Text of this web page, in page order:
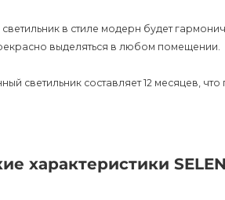
в стиле модерн будет
выделяться в любом помещении.
светильник составляет 12 месяцев,
светильника указана за версию "А".
светильник - это стильное и
вашу жизнь своим
характеристики